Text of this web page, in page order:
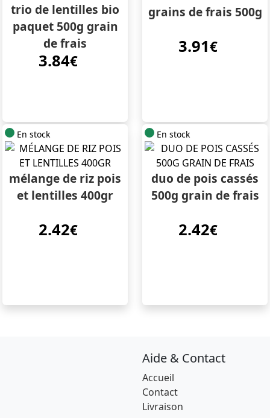
trio de lentilles bio
paquet 500g grain
de frais
3.84€
grains de frais 500g
3.91€
En stock
mélange de riz pois
et lentilles 400gr
2.42€
En stock
duo de pois cassés
500g grain de frais
2.42€
Aide & Contact
Accueil
Contact
Livraison